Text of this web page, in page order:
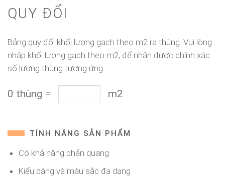
QUY ĐỔI
Bảng quy đổi khối lượng gạch theo m2 ra thùng. Vui lòng
nhập khối lượng gạch theo m2, để nhận được chính xác
số lượng thùng tương ứng.
0 thùng = m2
TÍNH NĂNG SẢN PHẨM
Có khả năng phản quang
Kiểu dáng và màu sắc đa dạng